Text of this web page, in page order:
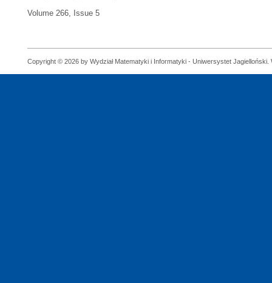
Volume 266, Issue 5
Copyright © 2026 by Wydział Matematyki i Informatyki - Uniwersystet